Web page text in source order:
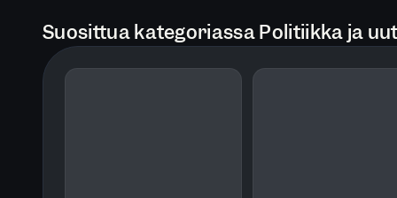
Suosittua kategoriassa Politiikka ja